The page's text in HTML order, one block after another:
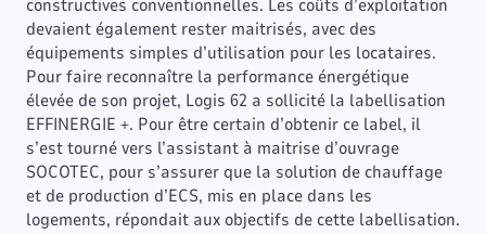
constructives conventionnelles. Les coûts d’exploitation
devaient également rester maitrisés, avec des
équipements simples d’utilisation pour les locataires.
Pour faire reconnaître la performance énergétique
élevée de son projet, Logis 62 a sollicité la labellisation
EFFINERGIE +. Pour être certain d’obtenir ce label, il
s’est tourné vers l’assistant à maitrise d’ouvrage
SOCOTEC, pour s’assurer que la solution de chauffage
et de production d’ECS, mis en place dans les
logements, répondait aux objectifs de cette labellisation.